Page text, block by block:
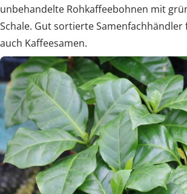
unbehandelte Rohkaffeebohnen mit
Schale. Gut sortierte
auch Kaffeesamen.